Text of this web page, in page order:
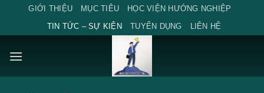
content
GIỚI THIỆU MỤC TIÊU
HỌC VIỆN HƯỚNG NGHIỆP
TIN TỨC – SỰ KIỆN
TUYỂN DỤNG LIÊN HỆ